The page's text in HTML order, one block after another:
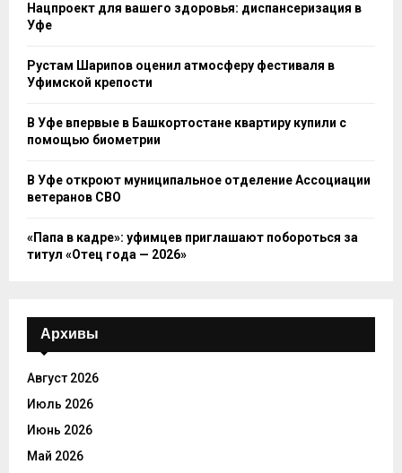
Нацпроект для вашего здоровья: диспансеризация в
Уфе
Рустам Шарипов оценил атмосферу фестиваля в
Уфимской крепости
В Уфе впервые в Башкортостане квартиру купили с
помощью биометрии
В Уфе откроют муниципальное отделение Ассоциации
ветеранов СВО
«Папа в кадре»: уфимцев приглашают побороться за
титул «Отец года — 2026»
Архивы
Август 2026
Июль 2026
Июнь 2026
Май 2026